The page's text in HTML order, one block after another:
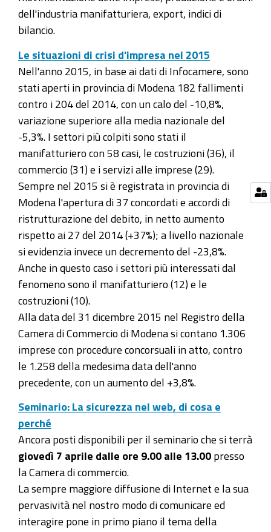
dell'industria manifatturiera, export, indici di
bilancio.
Le situazioni di crisi d'impresa nel 2015
Nell'anno 2015, in base ai dati di Infocamere, sono
stati aperti in provincia di Modena 182 fallimenti
contro i 204 del 2014, con un calo del -10,8%,
variazione superiore alla media nazionale del
-5,3%. I settori più colpiti sono stati il
manifatturiero con 58 casi, le costruzioni (36), il
commercio (31) e i servizi alle imprese (29).
Sempre nel 2015 si è registrata in provincia di
Modena l'apertura di 37 concordati e accordi di
ristrutturazione del debito, in netto aumento
rispetto ai 27 del 2014 (+37%); a livello nazionale
si evidenzia invece un decremento del -23,8%.
Anche in questo caso i settori più interessati dal
fenomeno sono il manifatturiero (12) e le
costruzioni (10).
Alla data del 31 dicembre 2015 nel Registro della
Camera di Commercio di Modena si contano 1.306
imprese con procedure concorsuali in atto, contro
le 1.258 della medesima data dell'anno
precedente, con un aumento del +3,8%.
Seminario: La sicurezza nel web, di cosa e
perché
Ancora posti disponibili per il seminario che si terrà
giovedì 7 aprile dalle ore 9.00 alle 13.00 presso
la Camera di commercio.
La sempre maggiore diffusione di Internet e la sua
pervasività nel nostro modo di comunicare ed
interagire pone in primo piano il tema della